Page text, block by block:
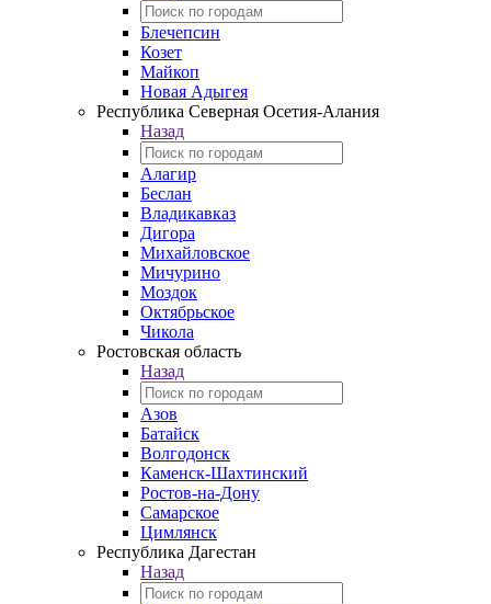
Блечепсин
Козет
Майкоп
Новая Адыгея
Республика Северная Осетия-Алания
Назад
Алагир
Беслан
Владикавказ
Дигора
Михайловское
Мичурино
Моздок
Октябрьское
Чикола
Ростовская область
Назад
Азов
Батайск
Волгодонск
Каменск-Шахтинский
Ростов-на-Дону
Самарское
Цимлянск
Республика Дагестан
Назад